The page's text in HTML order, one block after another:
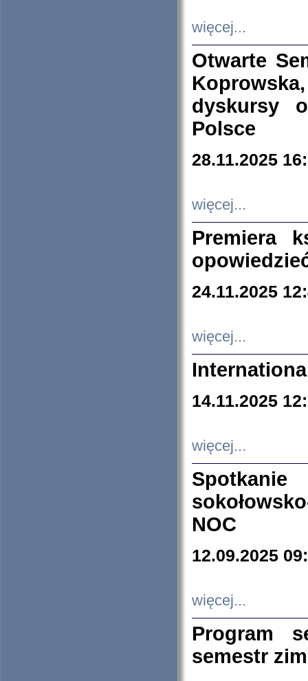
więcej...
Otwarte
dyskursy
Polsce
28.11.2025
więcej...
Premiera
24.11.2025
więcej...
14.11.2025
więcej...
NOC
12.09.2025
więcej...
Program
semestr